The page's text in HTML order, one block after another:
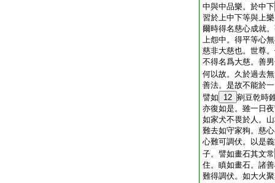
中與中品樂。於中下
習於上中下等與上
爾時得名慈心成就
上怨中。得平等心
慈非大慈也。世尊
不得名爲大慈。善
何以故。久於過去
善法。是故不能於
譬如
12 剜豆乾時
亦復如是。雖一日
如家犬不畏於人。
難去如守家狗。慈
心難可調伏。以是
子。譬如畫石其文常
住。瞋如畫石。諸
難得調伏。如大火